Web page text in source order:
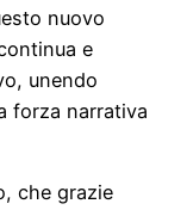
nuovo
e
unendo
forza narrativa
che grazie